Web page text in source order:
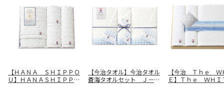
【ＨＡＮＡ ＳＨＩＰＰＯ
Ｕ】ＨＡＮＡＳＨＩＰＰＯ
【今治タオル】今治タオル
蒼海タオルセット Ｊ－４
【今治 Ｔｈｅ Ｗ
Ｅ】Ｔｈｅ ＷＨ